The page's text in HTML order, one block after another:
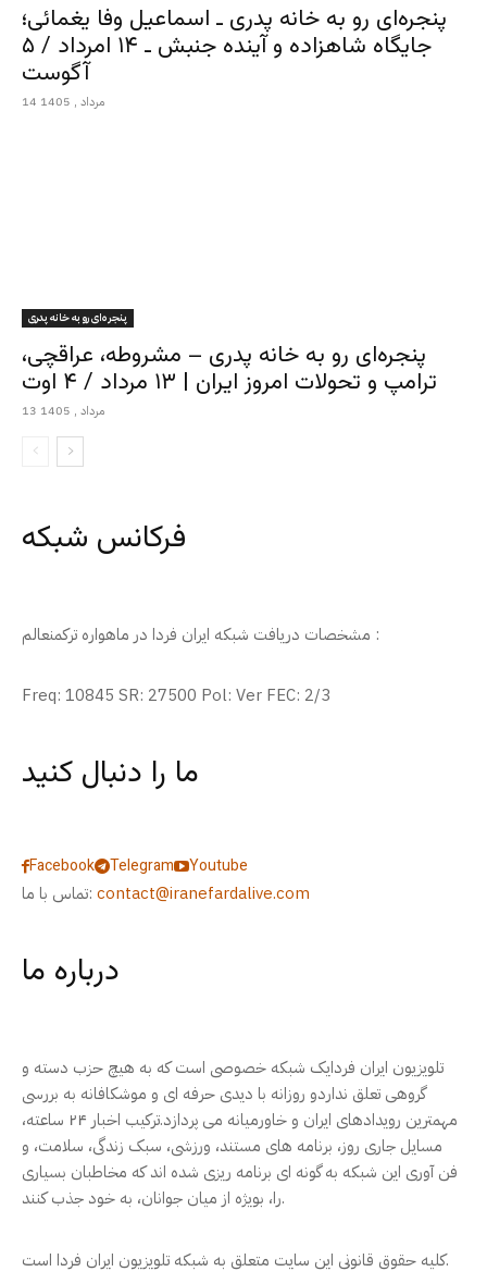
پنجره‌ای رو به خانه پدری ـ اسماعیل وفا یغمائی؛
جایگاه شاهزاده و آینده جنبش ـ ۱۴ امرداد / ۵
آگوست
14 مرداد , 1405
پنجره‌ای رو به خانه پدری
پنجره‌ای رو به خانه پدری – مشروطه، عراقچی،
ترامپ و تحولات امروز ایران | ۱۳ مرداد / ۴ اوت
13 مرداد , 1405
فرکانس شبکه
مشخصات دریافت شبکه ایران فردا در ماهواره ترکمنعالم :
Freq: 10845 SR: 27500 Pol: Ver FEC: 2/3
ما را دنبال کنید
Facebook Telegram
Youtube
تماس با ما: contact@iranefardalive.com
درباره ما
تلویزیون ایران فردایک شبکه خصوصی است که به هیچ حزب دسته و
گروهی تعلق نداردو روزانه با دیدی حرفه ای و موشکافانه به بررسی
مهمترین رویدادهای ایران و خاورمیانه می پردازد.ترکیب اخبار ۲۴ ساعته،
مسایل جاری روز، برنامه های مستند، ورزشی، سبک زندگی، سلامت، و
فن آوری این شبکه به گونه ای برنامه ریزی شده اند که مخاطبان بسیاری
را، بویژه از میان جوانان، به خود جذب کنند.
کلیه حقوق قانونی این سایت متعلق به شبکه تلویزیون ایران فردا است.